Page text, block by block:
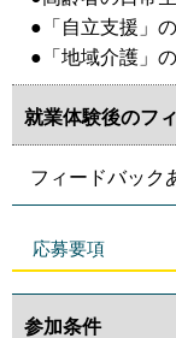
●「自立支援」
●「地域介護」
就業体験後のフ
フィードバック
応募要項
参加条件